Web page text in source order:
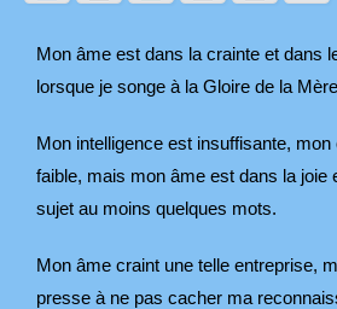
Mon âme est dans la crainte et dans
lorsque je songe à la Gloire de la
Mon intelligence est insuffisante,
faible, mais mon âme est dans la joie
sujet au moins quelques mots.
Mon âme craint une telle entreprise,
presse à ne pas cacher ma